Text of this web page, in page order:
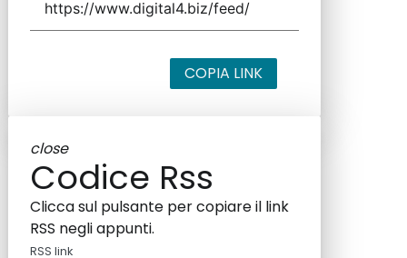
COPIA LINK
close
Codice Rss
Clicca sul pulsante per copiare il link
RSS negli appunti.
RSS link